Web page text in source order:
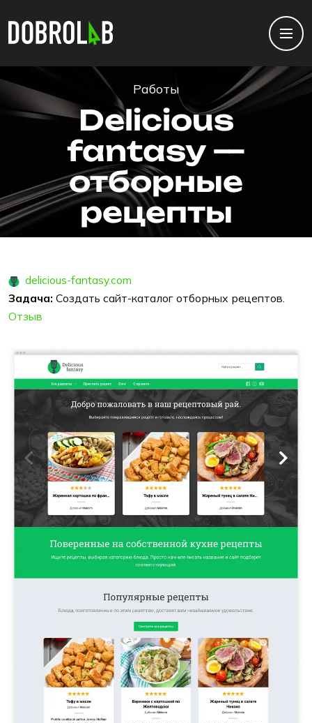
Работы
Delicious
fantasy —
отборные
рецепты
delicious-fantasy.com
Задача: Создать сайт-каталог отборных рецептов.
Отзыв